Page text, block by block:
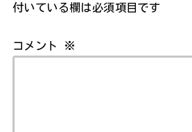
付いている欄は必須項目です
コメント ※